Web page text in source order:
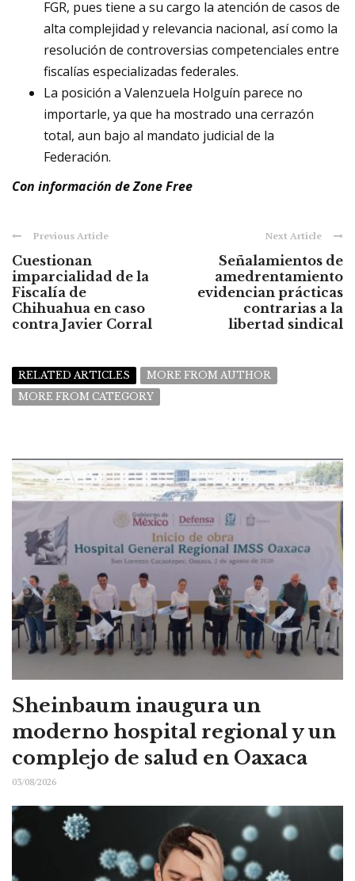
FGR, pues tiene a su cargo la atención de casos de
alta complejidad y relevancia nacional, así como la
resolución de controversias competenciales entre
fiscalías especializadas federales.
La posición a Valenzuela Holguín parece no
importarle, ya que ha mostrado una cerrazón
total, aun bajo al mandato judicial de la
Federación.
Con información de Zone Free
Previous Article
Cuestionan
imparcialidad de la
Fiscalía de
Chihuahua en caso
contra Javier Corral
Next Article
Señalamientos de
amedrentamiento
evidencian prácticas
contrarias a la
libertad sindical
RELATED ARTICLES
MORE FROM AUTHOR
MORE FROM CATEGORY
Sheinbaum inaugura un
moderno hospital regional y un
complejo de salud en Oaxaca
03/08/2026